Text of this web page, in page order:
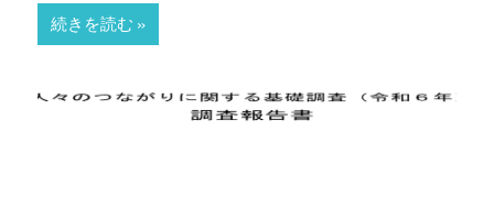
続きを読む